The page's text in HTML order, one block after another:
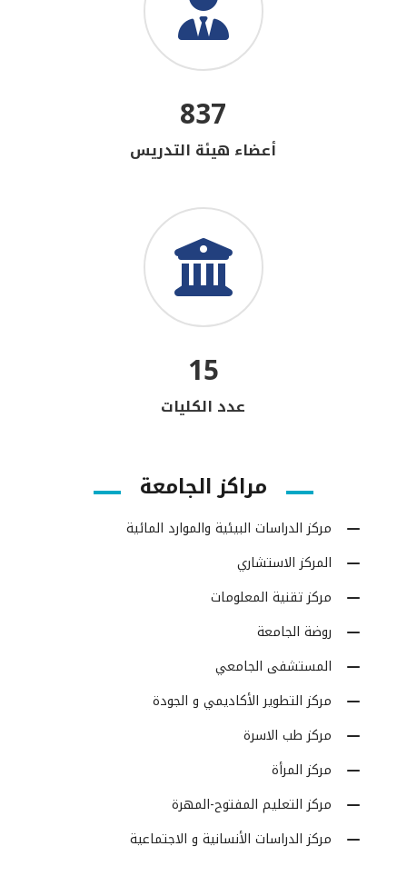
837
أعضاء هيئة التدريس
15
عدد الكليات
مراكز الجامعة
مركز الدراسات البيئية والموارد المائية
المركز الاستشاري
مركز تقنية المعلومات
روضة الجامعة
المستشفى الجامعي
مركز التطوير الأكاديمي و الجودة
مركز طب الاسرة
مركز المرأة
مركز التعليم المفتوح-المهرة
مركز الدراسات الأنسانية و الاجتماعية